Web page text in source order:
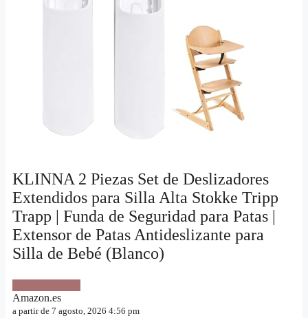
KLINNA 2 Piezas Set de Deslizadores
Extendidos para Silla Alta Stokke Tripp
Trapp | Funda de Seguridad para Patas |
Extensor de Patas Antideslizante para
Silla de Bebé (Blanco)
Amazon.es
a partir de 7 agosto, 2026 4:56 pm